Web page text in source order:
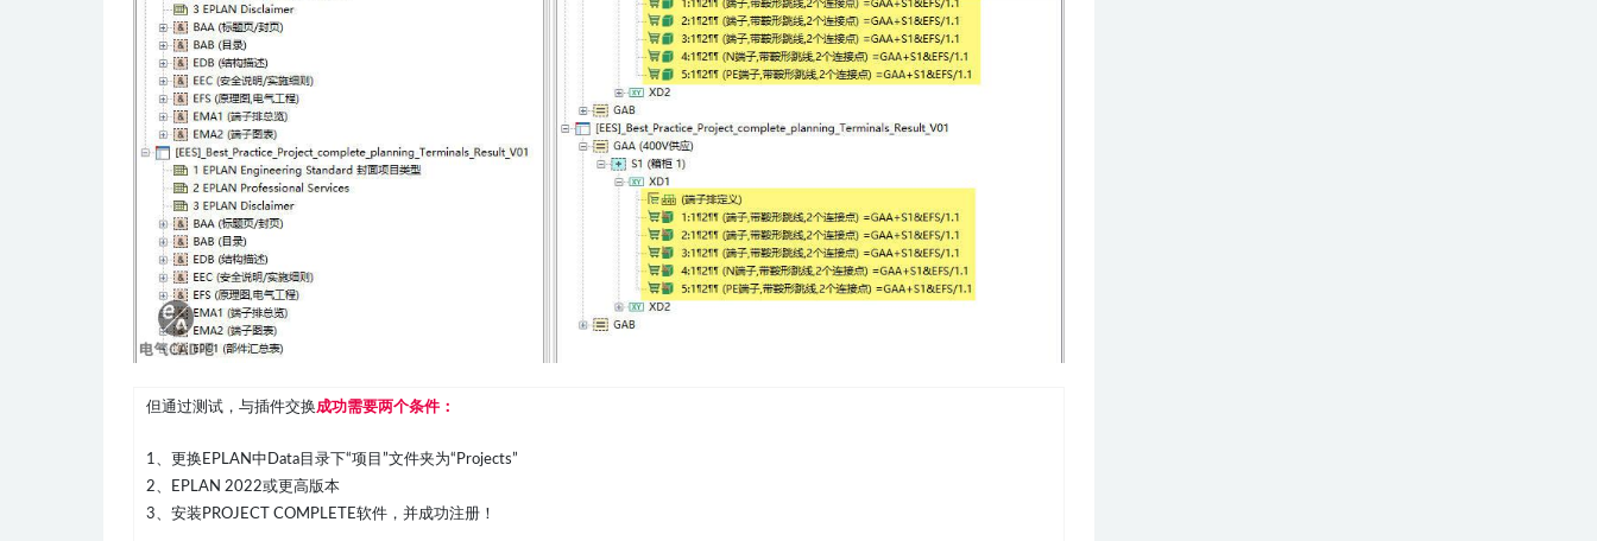
但通过测试，与插件交换成功需要两个条件：
1、更换EPLAN中Data目录下“项目”文件夹为“Projects”
2、EPLAN 2022或更高版本
3、安装PROJECT COMPLETE软件，并成功注册！